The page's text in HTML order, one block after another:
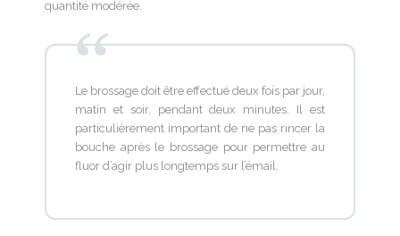
quantité modérée.
Le brossage doit être effectué deux fois par jour,
matin et soir, pendant deux minutes. Il est
particulièrement important de ne pas rincer la
bouche après le brossage pour permettre au
fluor d’agir plus longtemps sur l’émail.